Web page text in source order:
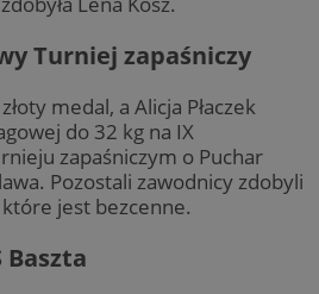
Turniej zapaśniczy
medal, a Alicja Płaczek
do 32 kg na IX
zapaśniczym o Puchar
Pozostali zawodnicy zdobyli
jest bezcenne.
Baszta